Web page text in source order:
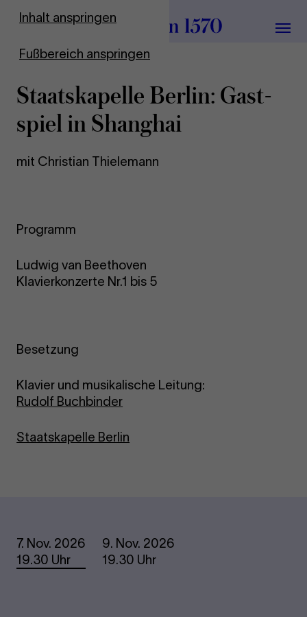
Inhalt anspringen
Fußbereich anspringen
Zur Startseite
Menü
Staats­ka­pel­le Ber­lin: Gast­
spiel in Shang­hai
mit Christian Thielemann
Programm
Ludwig van Beethoven
Klavierkonzerte Nr.1 bis 5
Besetzung
Klavier und musikalische Leitung:
Rudolf Buchbinder
Staatskapelle Berlin
Termine
7. Nov. 2026
19.30 Uhr
9. Nov. 2026
19.30 Uhr